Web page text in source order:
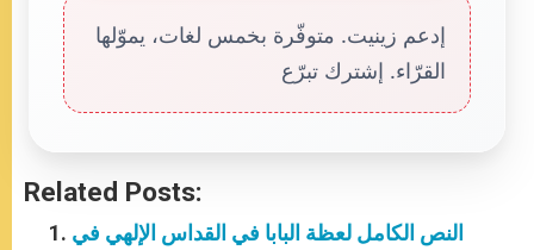
إدعم زينيت. متوفّرة بخمس لغات، يموّلها
القرّاء. إشترك تبرّع
Related Posts:
النص الكامل لعظة البابا في القداس الإلهي في